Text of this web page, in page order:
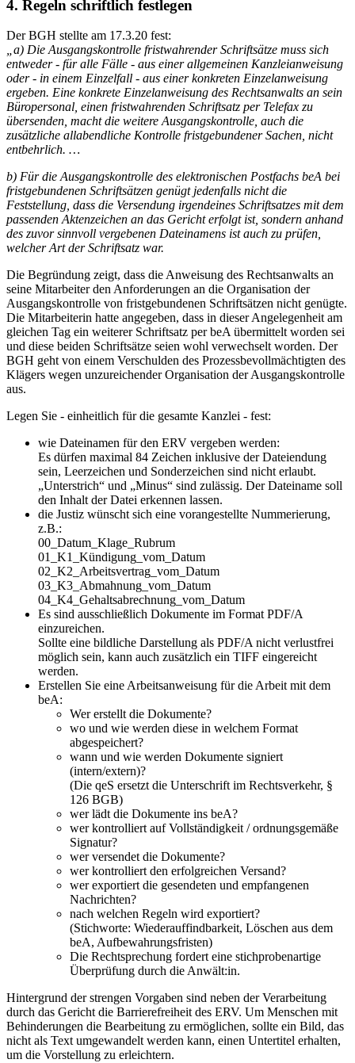
4. Regeln schriftlich festlegen
Der BGH stellte am 17.3.20 fest:
„a) Die Ausgangskontrolle fristwahrender Schriftsätze muss sich
entweder - für alle Fälle - aus einer allgemeinen Kanzleianweisung
oder - in einem Einzelfall - aus einer konkreten Einzelanweisung
ergeben. Eine konkrete Einzelanweisung des Rechtsanwalts an sein
Büropersonal, einen fristwahrenden Schriftsatz per Telefax zu
übersenden, macht die weitere Ausgangskontrolle, auch die
zusätzliche allabendliche Kontrolle fristgebundener Sachen, nicht
entbehrlich. …
b) Für die Ausgangskontrolle des elektronischen Postfachs beA bei
fristgebundenen Schriftsätzen genügt jedenfalls nicht die
Feststellung, dass die Versendung irgendeines Schriftsatzes mit dem
passenden Aktenzeichen an das Gericht erfolgt ist, sondern anhand
des zuvor sinnvoll vergebenen Dateinamens ist auch zu prüfen,
welcher Art der Schriftsatz war.
Die Begründung zeigt, dass die Anweisung des Rechtsanwalts an
seine Mitarbeiter den Anforderungen an die Organisation der
Ausgangskontrolle von fristgebundenen Schriftsätzen nicht genügte.
Die Mitarbeiterin hatte angegeben, dass in dieser Angelegenheit am
gleichen Tag ein weiterer Schriftsatz per beA übermittelt worden sei
und diese beiden Schriftsätze seien wohl verwechselt worden. Der
BGH geht von einem Verschulden des Prozessbevollmächtigten des
Klägers wegen unzureichender Organisation der Ausgangskontrolle
aus.
Legen Sie - einheitlich für die gesamte Kanzlei - fest:
wie Dateinamen für den ERV vergeben werden:
Es dürfen maximal 84 Zeichen inklusive der Dateiendung
sein, Leerzeichen und Sonderzeichen sind nicht erlaubt.
„Unterstrich“ und „Minus“ sind zulässig. Der Dateiname soll
den Inhalt der Datei erkennen lassen.
die Justiz wünscht sich eine vorangestellte Nummerierung,
z.B.:
00_Datum_Klage_Rubrum
01_K1_Kündigung_vom_Datum
02_K2_Arbeitsvertrag_vom_Datum
03_K3_Abmahnung_vom_Datum
04_K4_Gehaltsabrechnung_vom_Datum
Es sind ausschließlich Dokumente im Format PDF/A
einzureichen.
Sollte eine bildliche Darstellung als PDF/A nicht verlustfrei
möglich sein, kann auch zusätzlich ein TIFF eingereicht
werden.
Erstellen Sie eine Arbeitsanweisung für die Arbeit mit dem
beA:
Wer erstellt die Dokumente?
wo und wie werden diese in welchem Format
abgespeichert?
wann und wie werden Dokumente signiert
(intern/extern)?
(Die qeS ersetzt die Unterschrift im Rechtsverkehr, §
126 BGB)
wer lädt die Dokumente ins beA?
wer kontrolliert auf Vollständigkeit / ordnungsgemäße
Signatur?
wer versendet die Dokumente?
wer kontrolliert den erfolgreichen Versand?
wer exportiert die gesendeten und empfangenen
Nachrichten?
nach welchen Regeln wird exportiert?
(Stichworte: Wiederauffindbarkeit, Löschen aus dem
beA, Aufbewahrungsfristen)
Die Rechtsprechung fordert eine stichprobenartige
Überprüfung durch die Anwält:in.
Hintergrund der strengen Vorgaben sind neben der Verarbeitung
durch das Gericht die Barrierefreiheit des ERV. Um Menschen mit
Behinderungen die Bearbeitung zu ermöglichen, sollte ein Bild, das
nicht als Text umgewandelt werden kann, einen Untertitel erhalten,
um die Vorstellung zu erleichtern.